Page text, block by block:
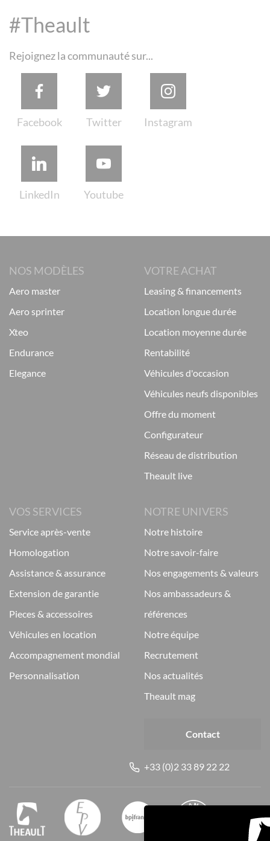
#Theault
Rejoignez la communauté sur...
NOS MODÈLES
aero master
aero sprinter
xteo
endurance
elegance
VOTRE ACHAT
leasing & financements
location longue durée
location moyenne durée
rentabilité
véhicules d'occasion
véhicules neufs disponibles
offre du moment
configurateur
réseau de distribution
theault live
VOS SERVICES
service après-vente
homologation
assistance & assurance
extension de garantie
pieces & accessoires
véhicules en location
accompagnement mondial
personnalisation
NOTRE UNIVERS
notre histoire
notre savoir-faire
nos engagements & valeurs
nos ambassadeurs &
références
notre équipe
recrutement
nos actualités
theault mag
Contact
+33 (0)2 33 89 22 22